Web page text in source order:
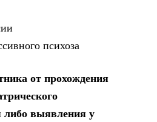
психоза
от прохождения
либо выявления у